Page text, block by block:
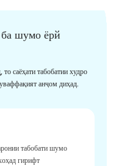
шумо ёрй
саёҳати табобатии худро
анҷом диҳад.
табобати шумо
гирифт